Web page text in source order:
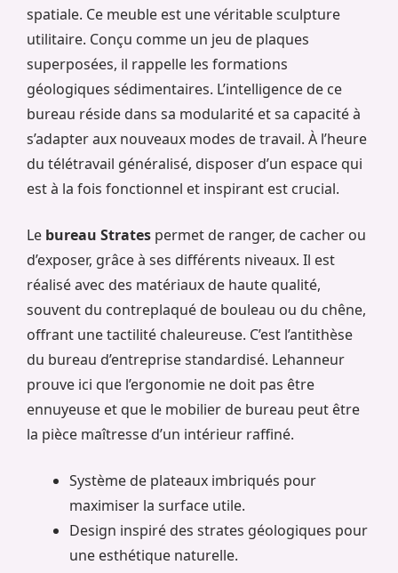
spatiale. Ce meuble est une véritable sculpture
utilitaire. Conçu comme un jeu de plaques
superposées, il rappelle les formations
géologiques sédimentaires. L’intelligence de ce
bureau réside dans sa modularité et sa capacité à
s’adapter aux nouveaux modes de travail. À l’heure
du télétravail généralisé, disposer d’un espace qui
est à la fois fonctionnel et inspirant est crucial.
Le bureau Strates permet de ranger, de cacher ou
d’exposer, grâce à ses différents niveaux. Il est
réalisé avec des matériaux de haute qualité,
souvent du contreplaqué de bouleau ou du chêne,
offrant une tactilité chaleureuse. C’est l’antithèse
du bureau d’entreprise standardisé. Lehanneur
prouve ici que l’ergonomie ne doit pas être
ennuyeuse et que le mobilier de bureau peut être
la pièce maîtresse d’un intérieur raffiné.
Système de plateaux imbriqués pour
maximiser la surface utile.
Design inspiré des strates géologiques pour
une esthétique naturelle.